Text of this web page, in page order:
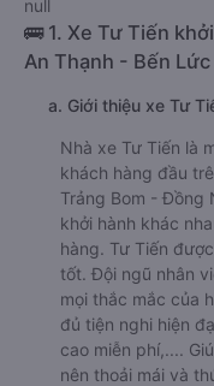
null
🚌 1. Xe Tư Tiến
An Thạnh - Bến
a. Giới thiệu xe Tư
Nhà xe Tư Tiến là
khách hàng đầu
Trảng Bom - Đồng
khởi hành khác
hàng. Tư Tiến
tốt. Đội ngũ nhân
mọi thắc mắc của
đủ tiện nghi hiện
cao miễn phí,....
nên thoải mái và